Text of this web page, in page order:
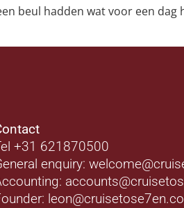
beul hadden wat voor een dag
+31 621870500
enquiry: